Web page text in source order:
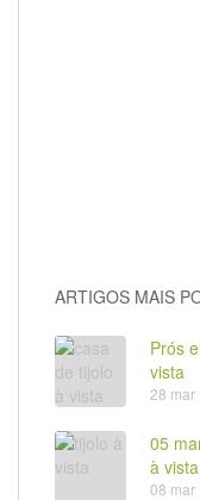
ARTIGOS MAIS
Prós
vista
28 mar
05
à
08 mar